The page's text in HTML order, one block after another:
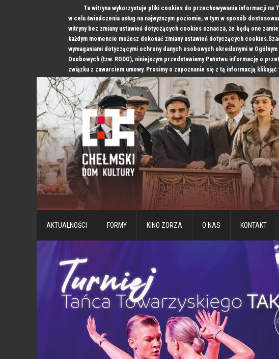
Ta witryna wykorzystuje pliki cookies do przechowywania informacji na
w celu świadczenia usług na najwyższym poziomie, w tym w sposób
witryny bez zmiany ustawień dotyczących cookies oznacza, że będą one
każdym momencie możesz dokonać zmiany ustawień dotyczących
wymaganiami dotyczącymi ochrony danych osobowych określonymi w
Osobowych (tzw. RODO), niniejszym przedstawiamy Państwu informację o
związku z zawarciem umowy. Prosimy o zapoznanie się z tą informacją klikająć
AKTUALNOŚCI FORMY KINO ZORZA O NAS KONTAKT